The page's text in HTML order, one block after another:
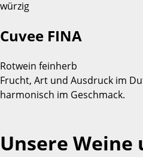
würzig
Cuvee FINA
Rotwein feinherb
Frucht, Art und Ausdruck im
harmonisch im Geschmack.
Unsere Weine